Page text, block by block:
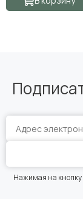
Нажимая на кнопку